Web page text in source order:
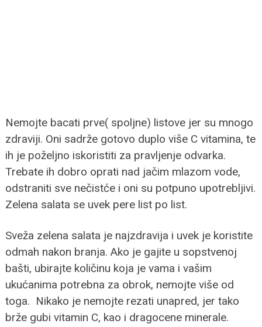
Nemojte bacati prve( spoljne) listove jer su mnogo
zdraviji. Oni sadrže gotovo duplo više C vitamina, te
ih je poželjno iskoristiti za pravljenje odvarka.
Trebate ih dobro oprati nad jačim mlazom vode,
odstraniti sve nečistće i oni su potpuno upotrebljivi.
Zelena salata se uvek pere list po list.
Sveža zelena salata je najzdravija i uvek je koristite
odmah nakon branja. Ako je gajite u sopstvenoj
bašti, ubirajte količinu koja je vama i vašim
ukućanima potrebna za obrok, nemojte više od
toga. Nikako je nemojte rezati unapred, jer tako
brže gubi vitamin C, kao i dragocene minerale.